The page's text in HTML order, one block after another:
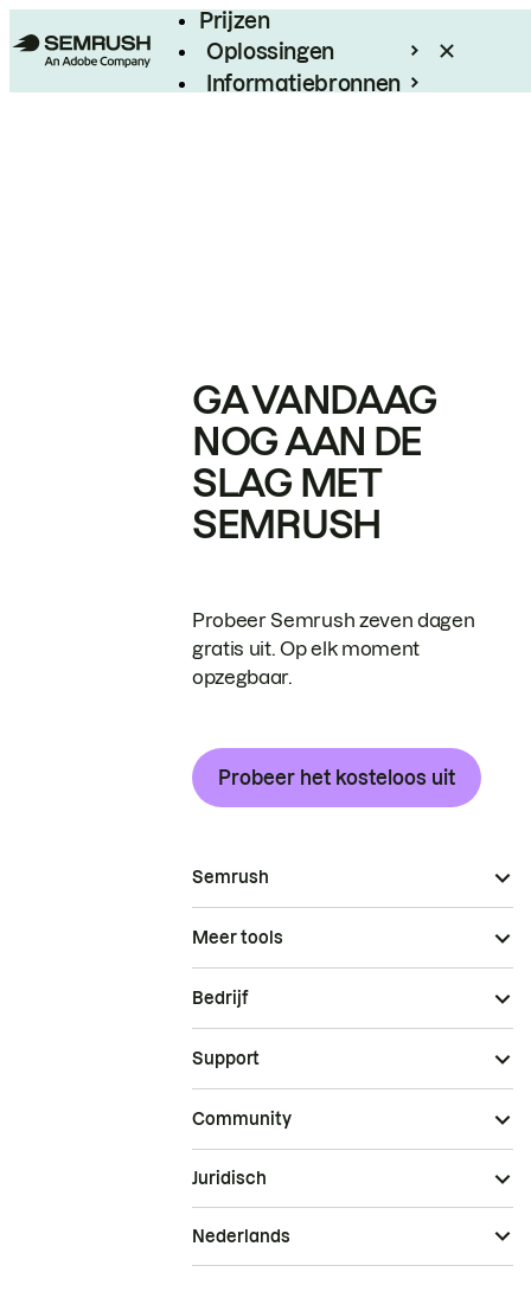
Prijzen
Oplossingen
Informatiebronnen
GA VANDAAG
NOG AAN DE
SLAG MET
SEMRUSH
Probeer Semrush zeven dagen
gratis uit. Op elk moment
opzegbaar.
Probeer het kosteloos uit
Semrush
Meer tools
Bedrijf
Support
Community
Juridisch
Nederlands